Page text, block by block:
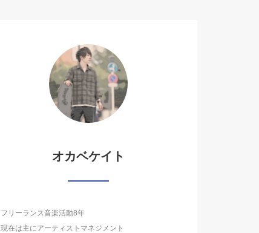
オカベケイト
フリーランス音楽活動8年
現在は主にアーティストマネジメント